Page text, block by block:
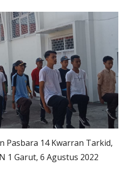
Pasbara 14 Kwarran Tarkid,
1 Garut, 6 Agustus 2022